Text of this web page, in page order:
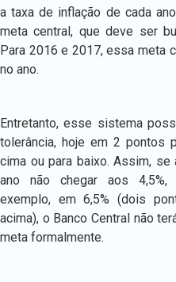
a taxa de inflação de cada
meta central, que deve ser
Para 2016 e 2017, essa meta
no ano.
Entretanto, esse sistema
tolerância, hoje em 2 pontos
cima ou para baixo. Assim, se
ano não chegar aos
exemplo, em 6,5% (dois
acima), o Banco Central não
meta formalmente.